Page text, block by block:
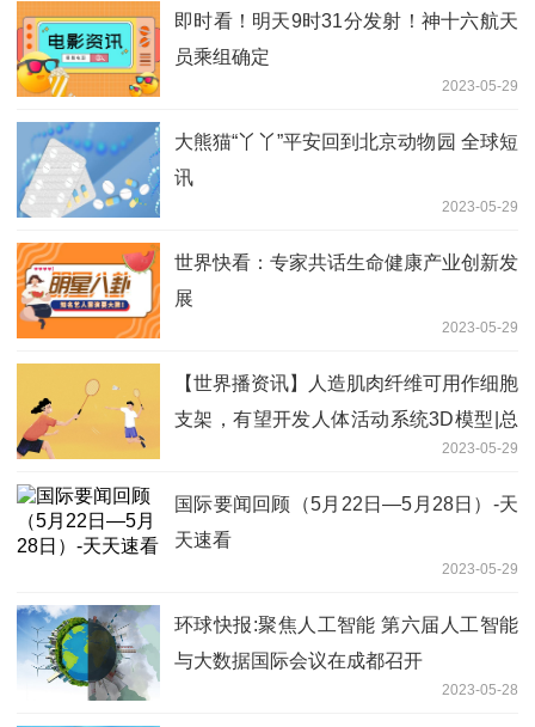
即时看！明天9时31分发射！神十六航天
员乘组确定
2023-05-29
大熊猫“丫丫”平安回到北京动物园 全球短
讯
2023-05-29
世界快看：专家共话生命健康产业创新发
展
2023-05-29
【世界播资讯】人造肌肉纤维可用作细胞
支架，有望开发人体活动系统3D模型|总
2023-05-29
国际要闻回顾（5月22日—5月28日）-天
天速看
2023-05-29
环球快报:聚焦人工智能 第六届人工智能
与大数据国际会议在成都召开
2023-05-28